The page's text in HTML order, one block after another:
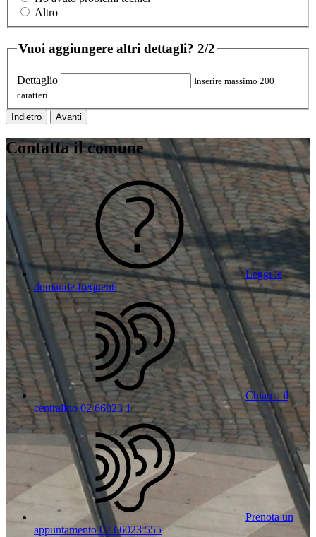
Altro
Vuoi aggiungere altri dettagli? 2/2
Dettaglio
Inserire massimo 200
caratteri
Indietro Avanti
Contatta il comune
Leggi le
domande frequenti
Chiama il
centralino 02 66023 1
Prenota un
appuntamento 02 66023 555